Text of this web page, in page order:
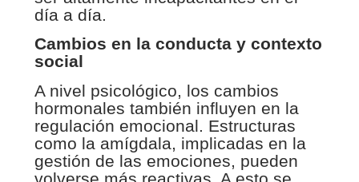
día a día.
Cambios en la conducta y contexto
social
A nivel psicológico, los cambios
hormonales también influyen en la
regulación emocional. Estructuras
como la amígdala, implicadas en la
gestión de las emociones, pueden
volverse más reactivas. A esto se